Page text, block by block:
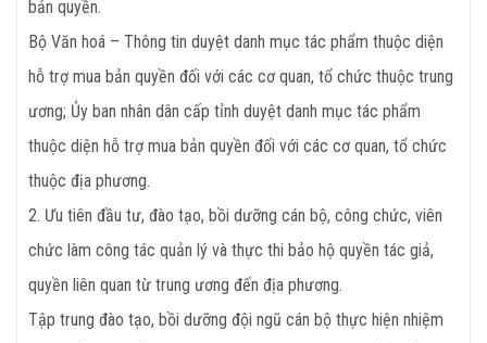
bản quyền.
Bộ Văn hoá – Thông tin duyệt danh mục tác phẩm thuộc diện
hỗ trợ mua bản quyền đối với các cơ quan, tổ chức thuộc trung
ương; Ủy ban nhân dân cấp tỉnh duyệt danh mục tác phẩm
thuộc diện hỗ trợ mua bản quyền đối với các cơ quan, tổ chức
thuộc địa phương.
2. Ưu tiên đầu tư, đào tạo, bồi dưỡng cán bộ, công chức, viên
chức làm công tác quản lý và thực thi bảo hộ quyền tác giả,
quyền liên quan từ trung ương đến địa phương.
Tập trung đào tạo, bồi dưỡng đội ngũ cán bộ thực hiện nhiệm